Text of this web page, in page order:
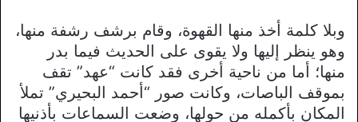
وبلا كلمة أخذ منها القهوة، وقام برشف رشفة منها،
وهو ينظر إليها ولا يقوى على الحديث فيما بدر
منها؛ أما من ناحية أخرى فقد كانت “عهد” تقف
بموقف الباصات، وكانت صور “أحمد البحيري” تملأ
المكان بأكمله من حولها، وضعت السماعات بأذنيها